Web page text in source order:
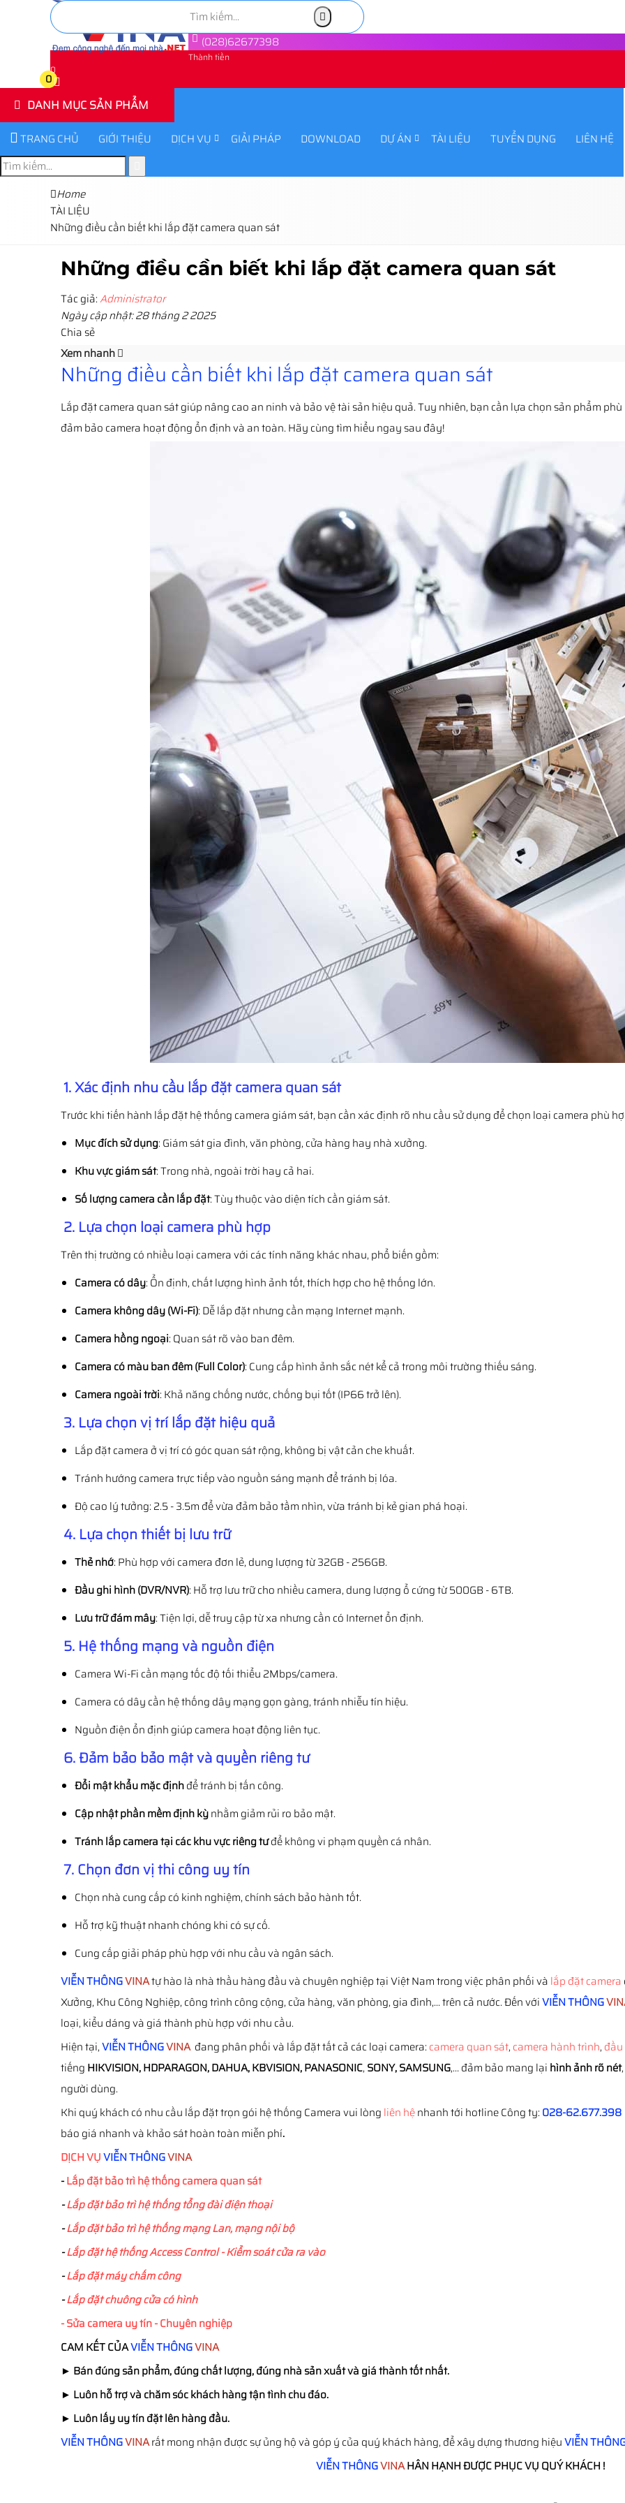
(028)62677398
Thành tiền
0
0
DANH MỤC SẢN PHẨM
TRANG CHỦ GIỚI THIỆU DỊCH VỤ GIẢI PHÁP DOWNLOAD DỰ ÁN TÀI LIỆU TUYỂN DỤNG LIÊN HỆ
Home
TÀI LIỆU
Những điều cần biết khi lắp đặt camera quan sát
Những điều cần biết khi lắp đặt camera quan sát
Tác giả:Administrator
Ngày cập nhật: 28 tháng 2 2025
Chia sẻ
Xem nhanh
Những điều cần biết khi lắp đặt camera quan sát
Lắp đặt camera quan sát giúp nâng cao an ninh và bảo vệ tài sản hiệu quả. Tuy nhiên, bạn cần lựa chọn sản phẩm
đảm bảo camera hoạt động ổn định và an toàn. Hãy cùng tìm hiểu ngay sau đây!
1. Xác định nhu cầu lắp đặt camera quan sát
Trước khi tiến hành lắp đặt hệ thống camera giám sát, bạn cần xác định rõ nhu cầu sử dụng để chọn loại camera phù
Mục đích sử dụng: Giám sát gia đình, văn phòng, cửa hàng hay nhà xưởng.
Khu vực giám sát: Trong nhà, ngoài trời hay cả hai.
Số lượng camera cần lắp đặt: Tùy thuộc vào diện tích cần giám sát.
2. Lựa chọn loại camera phù hợp
Trên thị trường có nhiều loại camera với các tính năng khác nhau, phổ biến gồm:
Camera có dây: Ổn định, chất lượng hình ảnh tốt, thích hợp cho hệ thống lớn.
Camera không dây (Wi-Fi): Dễ lắp đặt nhưng cần mạng Internet mạnh.
Camera hồng ngoại: Quan sát rõ vào ban đêm.
Camera có màu ban đêm (Full Color): Cung cấp hình ảnh sắc nét kể cả trong môi trường thiếu sáng.
Camera ngoài trời: Khả năng chống nước, chống bụi tốt (IP66 trở lên).
3. Lựa chọn vị trí lắp đặt hiệu quả
Lắp đặt camera ở vị trí có góc quan sát rộng, không bị vật cản che khuất.
Tránh hướng camera trực tiếp vào nguồn sáng mạnh để tránh bị lóa.
Độ cao lý tưởng: 2.5 - 3.5m để vừa đảm bảo tầm nhìn, vừa tránh bị kẻ gian phá hoại.
4. Lựa chọn thiết bị lưu trữ
Thẻ nhớ: Phù hợp với camera đơn lẻ, dung lượng từ 32GB - 256GB.
Đầu ghi hình (DVR/NVR): Hỗ trợ lưu trữ cho nhiều camera, dung lượng ổ cứng từ 500GB - 6TB.
Lưu trữ đám mây: Tiện lợi, dễ truy cập từ xa nhưng cần có Internet ổn định.
5. Hệ thống mạng và nguồn điện
Camera Wi-Fi cần mạng tốc độ tối thiểu 2Mbps/camera.
Camera có dây cần hệ thống dây mạng gọn gàng, tránh nhiễu tín hiệu.
Nguồn điện ổn định giúp camera hoạt động liên tục.
6. Đảm bảo bảo mật và quyền riêng tư
Đổi mật khẩu mặc địnhđể tránh bị tấn công.
Cập nhật phần mềm định kỳnhằm giảm rủi ro bảo mật.
Tránh lắp camera tại các khu vực riêng tưđể không vi phạm quyền cá nhân.
7. Chọn đơn vị thi công uy tín
Chọn nhà cung cấp có kinh nghiệm, chính sách bảo hành tốt.
Hỗ trợ kỹ thuật nhanh chóng khi có sự cố.
Cung cấp giải pháp phù hợp với nhu cầu và ngân sách.
VIỄN THÔNGVINAtự hào là nhà thầu hàng đầu và chuyên nghiệp tại Việt Nam trong việc phân phối và lắp đặt camera
Xưởng, Khu Công Nghiệp, công trình công cộng, cửa hàng, văn phòng, gia đình,... trên cả nước. Đến vớiVIỄN THÔNG
loại, kiểu dáng và giá thành phù hợp với nhu cầu.
Hiện tại,VIỄN THÔNGVINAđang phân phối và lắp đặt tất cả các loại camera: camera quan sát, camera hành trình,
tiếng HIKVISION, HDPARAGON, DAHUA, KBVISION, PANASONIC, SONY, SAMSUNG,… đảm bảo mang lại hình ảnh rõ nét,
người dùng.
Khi quý khách có nhu cầu lắp đặt trọn gói hệ thống Camera vui lòng liên hệnhanh tới hotline Công ty: 028-62.677.398
báo giá nhanh và khảo sát hoàn toàn miễn phí.
DỊCH VỤVIỄN THÔNGVINA
-Lắp đặt bảo trì hệ thống camera quan sát
-Lắp đặt bảo trì hệ thống tổng đài điện thoại
-Lắp đặt bảo trì hệ thống mạng Lan, mạng nội bộ
-Lắp đặt hệ thống Access Control - Kiểm soát cửa ra vào
-Lắp đặt máy chấm công
-Lắp đặt chuông cửa có hình
- Sửa camera uy tín - Chuyên nghiệp
CAM KẾT CỦAVIỄN THÔNGVINA
► Bán đúng sản phẩm, đúng chất lượng, đúng nhà sản xuất và giá thành tốt nhất.
► Luôn hỗ trợ và chăm sóc khách hàng tận tình chu đáo.
► Luôn lấy uy tín đặt lên hàng đầu.
VIỄN THÔNGVINArất mong nhận được sự ủng hộ và góp ý của quý khách hàng, để xây dựng thương hiệuVIỄN
VIỄN THÔNGVINAHÂN HẠNH ĐƯỢC PHỤC VỤ QUÝ KHÁCH !